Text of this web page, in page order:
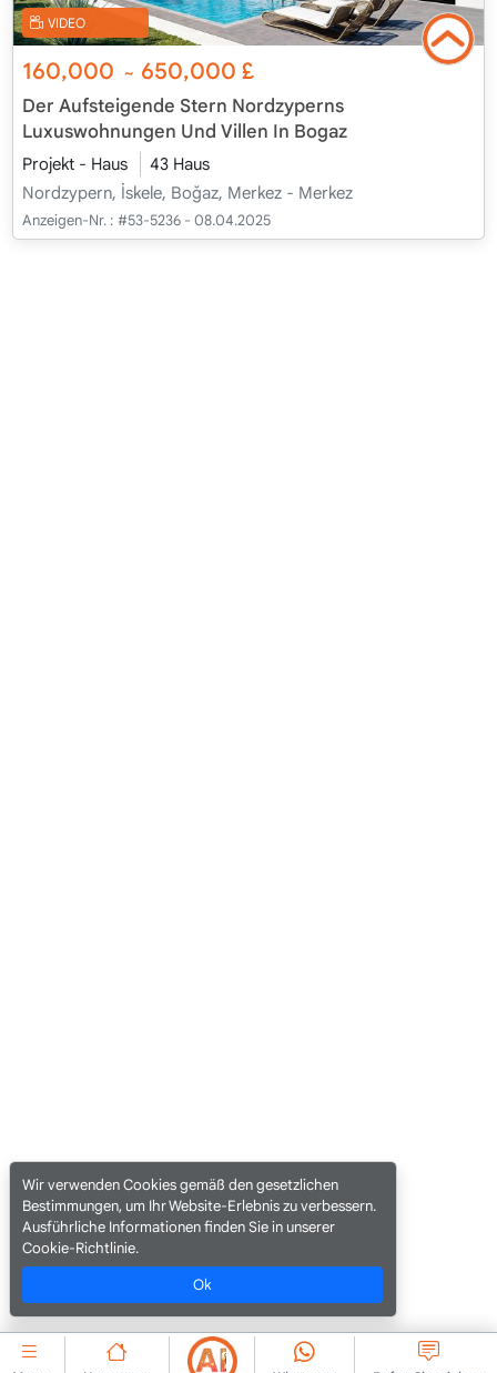
VIDEO
160,000 ~ 650,000£
Der Aufsteigende Stern Nordzyperns
Luxuswohnungen Und Villen In Bogaz
Projekt - Haus
43 Haus
Nordzypern, İskele, Boğaz, Merkez - Merkez
Anzeigen-Nr. : #53-5236 - 08.04.2025
Wir verwenden Cookies gemäß den gesetzlichen
Bestimmungen, um Ihr Website-Erlebnis zu verbessern.
Ausführliche Informationen finden Sie in unserer
Cookie-Richtlinie.
Ok